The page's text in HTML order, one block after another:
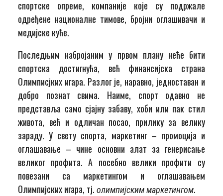
спортске опреме, компаније које су подржале
одређене националне тимове, бројни оглашивачи и
медијске куће.
Последњим набројаним у првом плану неће бити
спортска достигнућа, већ финансијска страна
Олимписјких игара. Разлог је, наравно, једноставан и
добро познат свима. Наиме, спорт одавно не
представља само сјајну забаву, хоби или пак стил
живота, већ и одличан посао, прилику за велику
зараду. У свету спорта, маркетинг – промоција и
оглашавање – чине основни алат за генерисање
великог профита. А посебно велики профити су
повезани са маркетингом и оглашавањем
Олимпијских игара, тј.олимпијским маркетингом.